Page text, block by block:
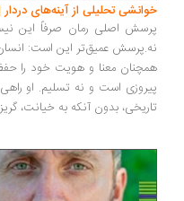
تحلیلی از آینه‌های دردار |
اصلی رمان صرفاً این نیست که
عمیق‌تر این است: انسان پس
معنا و هویت خود را حفظ کند؟...
است و نه تسلیم. او راهی
بدون آنکه به خیانت، گریز از